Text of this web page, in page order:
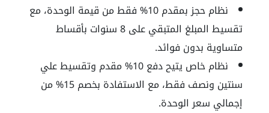
نظام حجز بمقدم 10% فقط من قيمة الوحدة، مع
تقسيط المبلغ المتبقي على 8 سنوات بأقساط
متساوية بدون فوائد.
نظام خاص يتيح دفع 10% مقدم وتقسيط علي
سنتين ونصف فقط، مع الاستفادة بخصم 15% من
إجمالي سعر الوحدة.